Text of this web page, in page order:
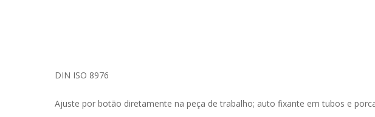
DIN ISO 8976
Ajuste por botão diretamente na peça de trabalho; auto fixante em tubos e